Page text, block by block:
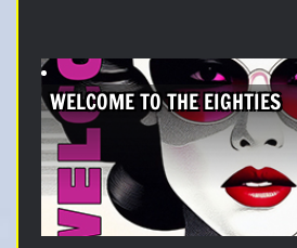
WELCOME TO THE EIGHTIES